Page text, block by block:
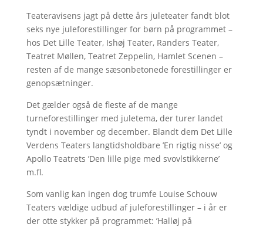
Teateravisens jagt på dette års juleteater fandt blot
seks nye juleforestillinger for børn på programmet –
hos Det Lille Teater, Ishøj Teater, Randers Teater,
Teatret Møllen, Teatret Zeppelin, Hamlet Scenen –
resten af de mange sæsonbetonede forestillinger er
genopsætninger.
Det gælder også de fleste af de mange
turneforestillinger med juletema, der turer landet
tyndt i november og december. Blandt dem Det Lille
Verdens Teaters langtidsholdbare ’En rigtig nisse’ og
Apollo Teatrets ’Den lille pige med svovlstikkerne’
m.fl.
Som vanlig kan ingen dog trumfe Louise Schouw
Teaters vældige udbud af juleforestillinger – i år er
der otte stykker på programmet: ’Halløj på